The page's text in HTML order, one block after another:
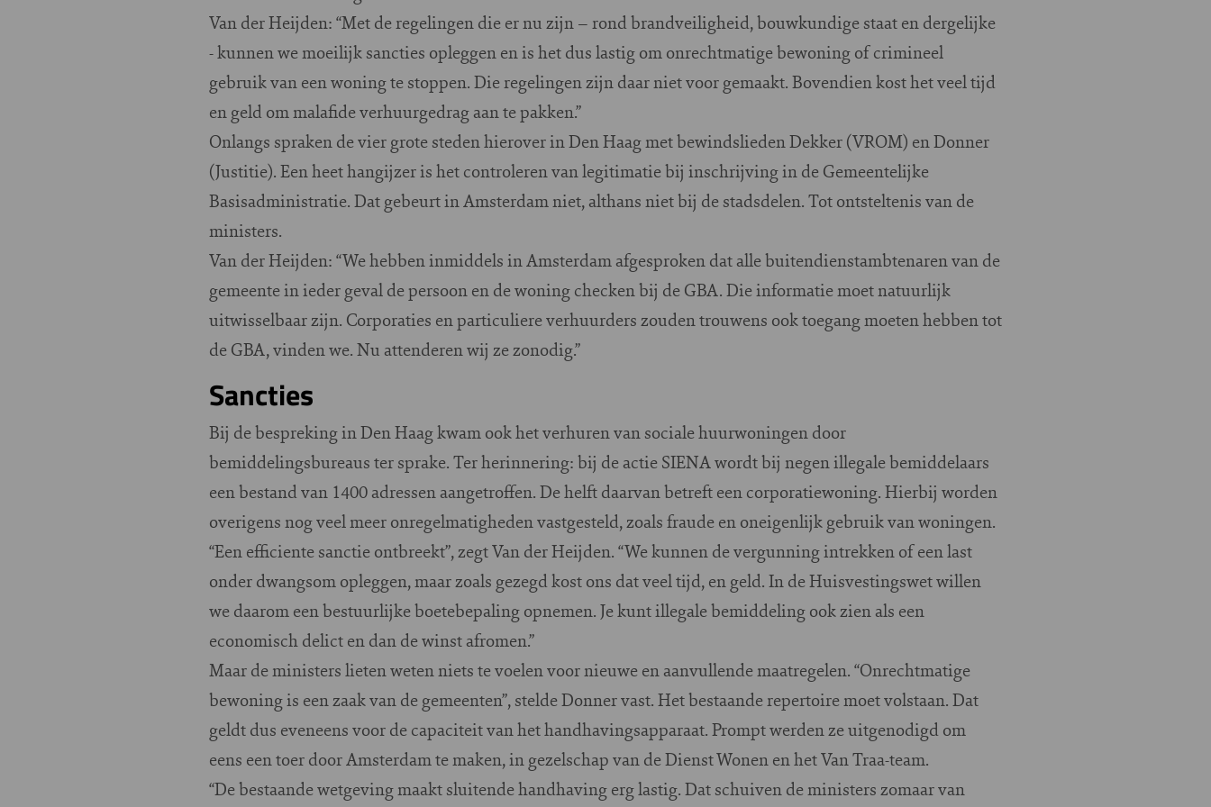
Van der Heijden: “Met de regelingen die er nu zijn – rond brandveiligheid, bouwkundige staat en dergelijke
- kunnen we moeilijk sancties opleggen en is het dus lastig om onrechtmatige bewoning of crimineel
gebruik van een woning te stoppen. Die regelingen zijn daar niet voor gemaakt. Bovendien kost het veel tijd
en geld om malafide verhuurgedrag aan te pakken.”
Onlangs spraken de vier grote steden hierover in Den Haag met bewindslieden Dekker (VROM) en Donner
(Justitie). Een heet hangijzer is het controleren van legitimatie bij inschrijving in de Gemeentelijke
Basisadministratie. Dat gebeurt in Amsterdam niet, althans niet bij de stadsdelen. Tot ontsteltenis van de
ministers.
Van der Heijden: “We hebben inmiddels in Amsterdam afgesproken dat alle buitendienstambtenaren van de
gemeente in ieder geval de persoon en de woning checken bij de GBA. Die informatie moet natuurlijk
uitwisselbaar zijn. Corporaties en particuliere verhuurders zouden trouwens ook toegang moeten hebben tot
de GBA, vinden we. Nu attenderen wij ze zonodig.”
Sancties
Bij de bespreking in Den Haag kwam ook het verhuren van sociale huurwoningen door
bemiddelingsbureaus ter sprake. Ter herinnering: bij de actie SIENA wordt bij negen illegale bemiddelaars
een bestand van 1400 adressen aangetroffen. De helft daarvan betreft een corporatiewoning. Hierbij worden
overigens nog veel meer onregelmatigheden vastgesteld, zoals fraude en oneigenlijk gebruik van woningen.
“Een efficiente sanctie ontbreekt”, zegt Van der Heijden. “We kunnen de vergunning intrekken of een last
onder dwangsom opleggen, maar zoals gezegd kost ons dat veel tijd, en geld. In de Huisvestingswet willen
we daarom een bestuurlijke boetebepaling opnemen. Je kunt illegale bemiddeling ook zien als een
economisch delict en dan de winst afromen.”
Maar de ministers lieten weten niets te voelen voor nieuwe en aanvullende maatregelen. “Onrechtmatige
bewoning is een zaak van de gemeenten”, stelde Donner vast. Het bestaande repertoire moet volstaan. Dat
geldt dus eveneens voor de capaciteit van het handhavingsapparaat. Prompt werden ze uitgenodigd om
eens een toer door Amsterdam te maken, in gezelschap van de Dienst Wonen en het Van Traa-team.
“De bestaande wetgeving maakt sluitende handhaving erg lastig. Dat schuiven de ministers zomaar van